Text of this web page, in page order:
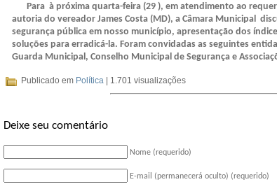
Para à próxima quarta-feira (29 ), em atendimento ao
autoria do vereador James Costa (MD), a Câmara Municipal
segurança pública em nosso município, apresentação dos
soluções para erradicá-la. Foram convidadas as seguintes
Guarda Municipal, Conselho Municipal de Segurança e
Publicado em Política | 1.701 visualizações
Deixe seu comentário
Nome (requerido)
E-mail (permanecerá oculto) (requerido)